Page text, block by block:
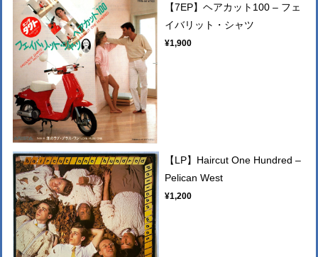
【7EP】ヘアカット100 – フェ
イバリット・シャツ
¥1,900
【LP】Haircut One Hundred –
Pelican West
¥1,200